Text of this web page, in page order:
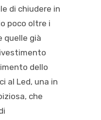
di chiudere in
poco oltre i
quelle già
dello
al Led, una in
che